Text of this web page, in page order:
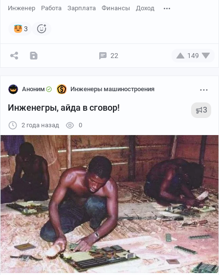
Инженер Работа Зарплата Финансы Доход
3
22 149
Аноним Инженеры машиностроения
Инженегры, айда в сговор! 3
2 года назад 0